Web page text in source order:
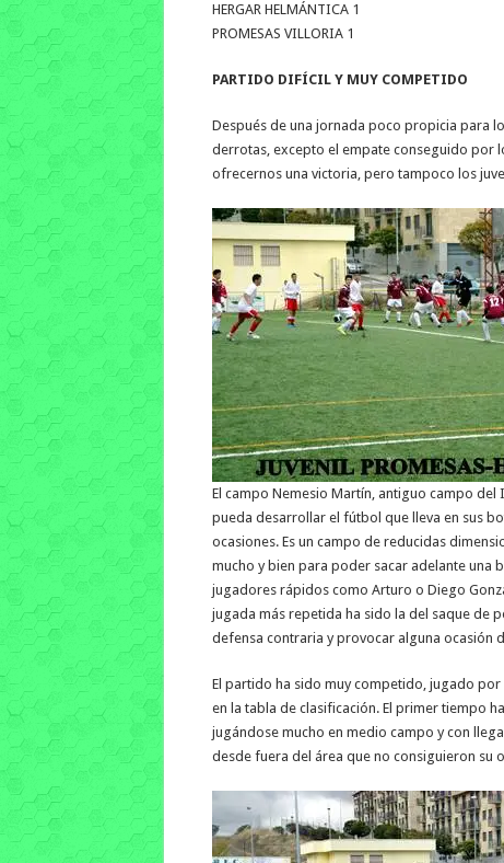
HERGAR HELMÁNTICA 1
PROMESAS VILLORIA 1
PARTIDO DIFÍCIL Y MUY COMPETIDO
Después de una jornada poco propicia para
derrotas, excepto el empate conseguido por
ofrecernos una victoria, pero tampoco los
El campo Nemesio Martín, antiguo campo del
pueda desarrollar el fútbol que lleva en sus
ocasiones. Es un campo de reducidas
mucho y bien para poder sacar adelante una
jugadores rápidos como Arturo o Diego
jugada más repetida ha sido la del saque de
defensa contraria y provocar alguna ocasión
El partido ha sido muy competido, jugado
en la tabla de clasificación. El primer tiempo
jugándose mucho en medio campo y con
desde fuera del área que no consiguieron su